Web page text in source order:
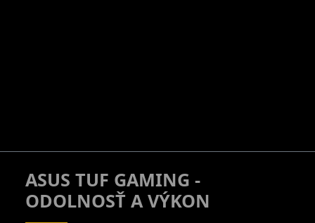
ASUS TUF GAMING -
ODOLNOSŤ A VÝKON